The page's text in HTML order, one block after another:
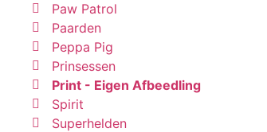
Paw Patrol
Paarden
Peppa Pig
Prinsessen
Print - Eigen Afbeedling
Spirit
Superhelden